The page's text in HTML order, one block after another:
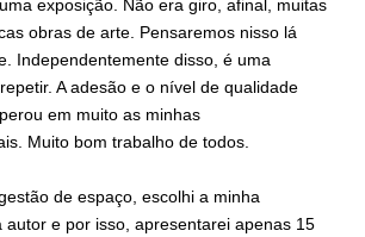
exposição. Não era giro, afinal, muitas
obras de arte. Pensaremos nisso lá
Independentemente disso, é uma
A adesão e o nível de qualidade
em muito as minhas
Muito bom trabalho de todos.
de espaço, escolhi a minha
autor e por isso, apresentarei apenas 15